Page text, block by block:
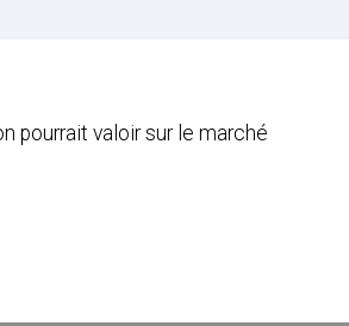
pourrait valoir sur le marché